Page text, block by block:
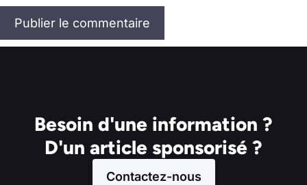
Besoin d'une information ?
D'un article sponsorisé ?
Contactez-nous